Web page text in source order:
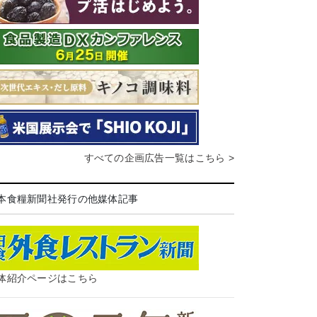
すべての企画広告一覧はこちら >
食糧新聞社発行の他媒体記事
紹介ページはこちら